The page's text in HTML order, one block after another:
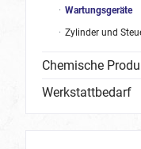
Wartungsgeräte
Zylinder und
Chemische
Werkstattbedarf